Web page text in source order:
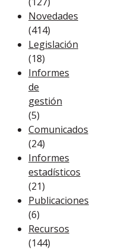
Novedades
(414)
Legislación
(18)
Informes
de
gestión
(5)
Comunicados
(24)
Informes
estadísticos
(21)
Publicaciones
(6)
Recursos
(144)